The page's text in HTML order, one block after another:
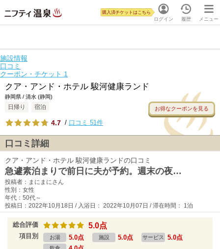
ログイン
購入済チケットはこちら
履歴 メニュー
施設情報
口コミ
クーポン・チケット 1
クア・アンド・ホテル 駿河健康ランド
静岡県 / 清水 (静岡)
日帰り 宿泊 お得なクーポンを見る
4.7 / 口コミ 51件
口コミ詳細
クア・アンド・ホテル 駿河健康ランドの口コミ
急遽素泊まりで前日に夫が予約。週末の夜…
投稿者：まにまにさん
性別：女性
年代：50代～
投稿日：2022年10月18日 / 入浴日： 2022年10月07日 / 滞在時間： 1泊
総合評価 5.0点
項目別 お湯 5.0点 施設 5.0点 サービス 5.0点